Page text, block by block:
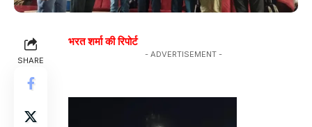
SHARE
भरत शर्मा की रिपोर्ट
- ADVERTISEMENT -